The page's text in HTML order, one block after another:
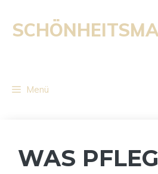
Inhalt
springen
Menü
WAS